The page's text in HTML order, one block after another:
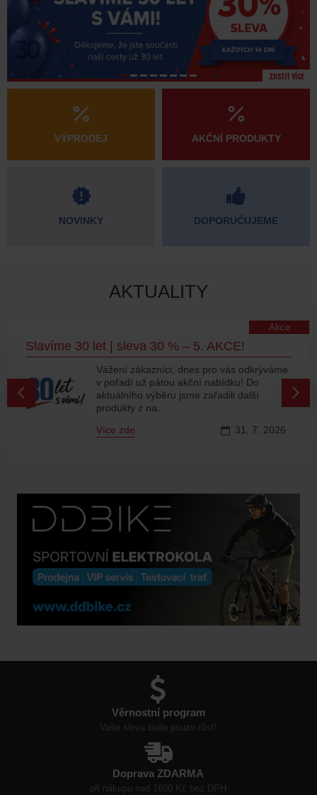
ZJISTIT VÍCE
VÝPRODEJ
NOVINKY
AKČNÍ PRODUKTY
DOPORUČUJEME
AKTUALITY
Slavíme 30 let | sleva 30 % – 5. AKCE!
Akce
31. 7. 2026
Vážení zákazníci, dnes pro vás odkrýváme
v pořadí už pátou akční nabídku! Do
aktuálního výběru jsme zařadili další
produkty z na..
Více zde
Věrnostní program
Vaše sleva bude pouze růst!
Doprava ZDARMA
při nákupu nad 1600 Kč bez DPH